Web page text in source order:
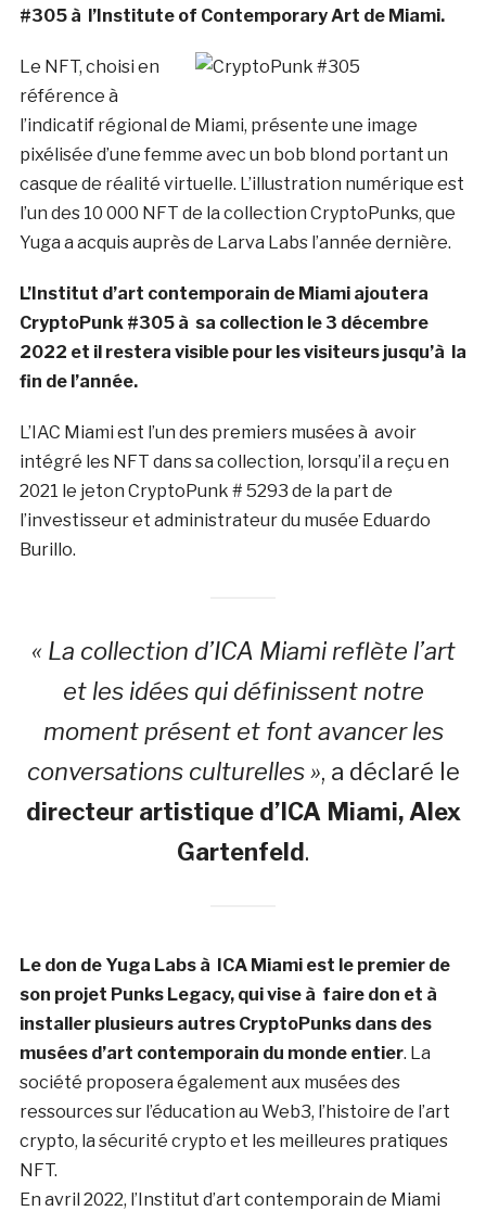
#305 à l’Institute of Contemporary Art de Miami.
Le NFT, choisi en
référence à
l’indicatif régional de Miami, présente une image
pixélisée d’une femme avec un bob blond portant un
casque de réalité virtuelle. L’illustration numérique est
l’un des 10 000 NFT de la collection CryptoPunks, que
Yuga a acquis auprès de Larva Labs l’année dernière.
L’Institut d’art contemporain de Miami ajoutera
CryptoPunk #305 à sa collection le 3 décembre
2022 et il restera visible pour les visiteurs jusqu’à la
fin de l’année.
L’IAC Miami est l’un des premiers musées à avoir
intégré les NFT dans sa collection, lorsqu’il a reçu en
2021 le jeton CryptoPunk # 5293 de la part de
l’investisseur et administrateur du musée Eduardo
Burillo.
« La collection d’ICA Miami reflète l’art
et les idées qui définissent notre
moment présent et font avancer les
conversations culturelles », a déclaré le
directeur artistique d’ICA Miami, Alex
Gartenfeld.
Le don de Yuga Labs à ICA Miami est le premier de
son projet Punks Legacy, qui vise à faire don et à
installer plusieurs autres CryptoPunks dans des
musées d’art contemporain du monde entier. La
société proposera également aux musées des
ressources sur l’éducation au Web3, l’histoire de l’art
crypto, la sécurité crypto et les meilleures pratiques
NFT.
En avril 2022, l’Institut d’art contemporain de Miami